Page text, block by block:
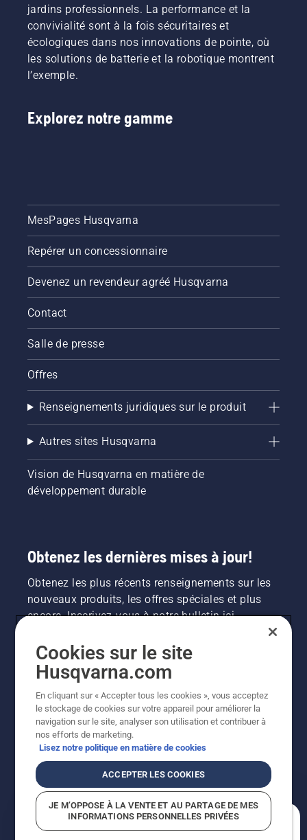
jardins professionnels. La performance et la
convivialité sont à la fois sécuritaires et
écologiques dans nos innovations de pointe, où
les solutions de batterie et la robotique montrent
l’exemple.
Explorez notre gamme
MesPages Husqvarna
Repérer un concessionnaire
Devenez un revendeur agréé Husqvarna
Contact
Salle de presse
Offres
Renseignements juridiques sur le produit
Autres sites Husqvarna
Vision de Husqvarna en matière de
développement durable
Obtenez les dernières mises à jour!
Obtenez les plus récents renseignements sur les
nouveaux produits, les offres spéciales et plus
encore. Inscrivez-vous à notre bulletin ici.
INSCRIPTION À LA NEWSLETTER
l'amélioration continue, le produit peut légèrement
varier par rapport aux images, mais la fonctionnalité de
Cookies sur le site
Husqvarna.com
En cliquant sur « Accepter tous les cookies », vous acceptez
le stockage de cookies sur votre appareil pour améliorer la
navigation sur le site, analyser son utilisation et contribuer à
nos efforts de marketing.
Lisez notre politique en matière de cookies
ACCEPTER LES COOKIES
JE M’OPPOSE À LA VENTE ET AU PARTAGE DE MES
INFORMATIONS PERSONNELLES PRIVÉES
En quoi pouvons-nous vous aider?